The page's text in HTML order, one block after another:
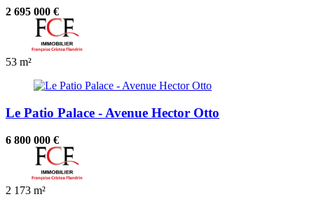
2 695 000 €
53 m²
Le Patio Palace - Avenue Hector Otto
6 800 000 €
2 173 m²